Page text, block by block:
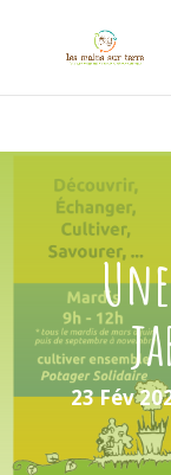
23 Fév